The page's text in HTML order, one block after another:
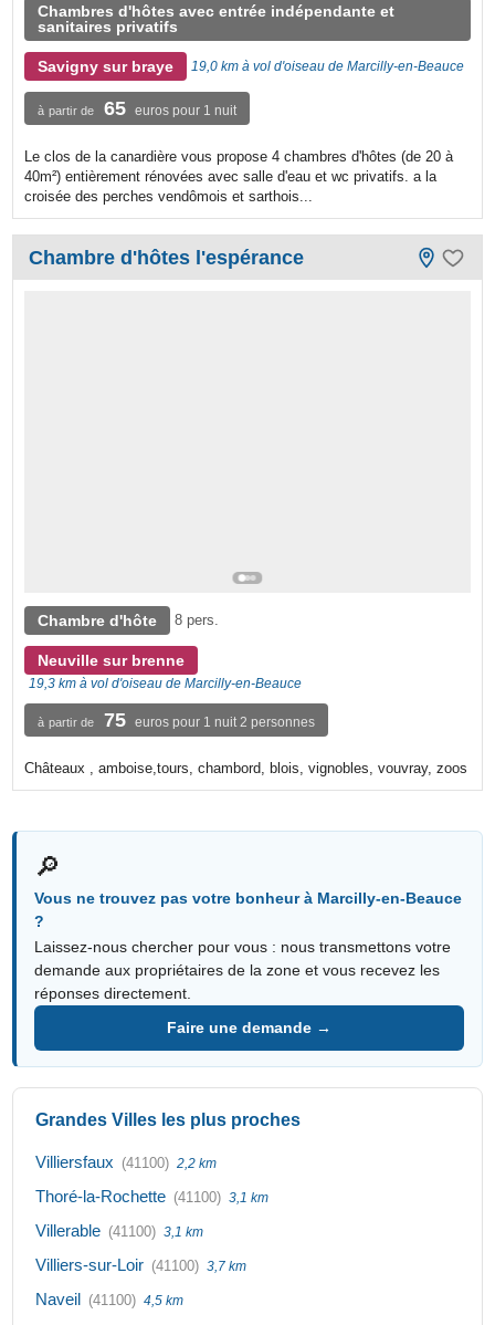
Chambres d'hôtes avec entrée indépendante et
sanitaires privatifs
Savigny sur braye 19,0 km à vol d'oiseau de Marcilly-en-Beauce
à partir de 65 euros pour 1 nuit
Le clos de la canardière vous propose 4 chambres d'hôtes (de 20 à
40m²) entièrement rénovées avec salle d'eau et wc privatifs. a la
croisée des perches vendômois et sarthois...
Chambre d'hôtes l'espérance
Chambre d'hôte 8 pers.
Neuville sur brenne
19,3 km à vol d'oiseau de Marcilly-en-Beauce
à partir de 75 euros pour 1 nuit 2 personnes
Châteaux , amboise,tours, chambord, blois, vignobles, vouvray, zoos
🔎
Vous ne trouvez pas votre bonheur à Marcilly-en-Beauce
?
Laissez-nous chercher pour vous : nous transmettons votre
demande aux propriétaires de la zone et vous recevez les
réponses directement.
Faire une demande →
Grandes Villes les plus proches
Villiersfaux (41100) 2,2 km
Thoré-la-Rochette (41100) 3,1 km
Villerable (41100) 3,1 km
Villiers-sur-Loir (41100) 3,7 km
Naveil (41100) 4,5 km